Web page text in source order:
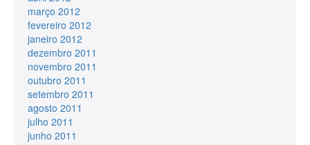
março 2012
fevereiro 2012
janeiro 2012
dezembro 2011
novembro 2011
outubro 2011
setembro 2011
agosto 2011
julho 2011
junho 2011